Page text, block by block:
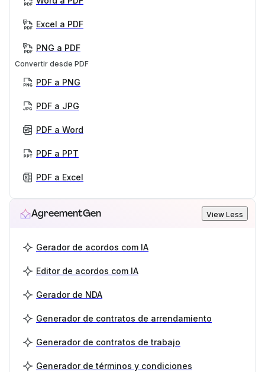
Excel a PDF
PNG a PDF
Convertir desde PDF
PDF a PNG
PDF a JPG
PDF a Word
PDF a PPT
PDF a Excel
AgreementGen View Less
Gerador de acordos com IA
Editor de acordos com IA
Gerador de NDA
Generador de contratos de arrendamiento
Generador de contratos de trabajo
Generador de términos y condiciones